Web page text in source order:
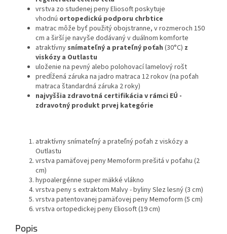
vrstva zo studenej peny Eliosoft poskytuje
vhodnú ortopedickú podporu chrbtice
matrac môže byť použitý obojstranne, v rozmeroch 150
cm a širší je navyše dodávaný v duálnom komforte
atraktívny snímateľný a prateľný poťah (30°C) z
viskózy a Outlastu
uloženie na pevný alebo polohovací lamelový rošt
predĺžená záruka na jadro matraca 12 rokov (na poťah
matraca štandardná záruka 2 roky)
najvyššia zdravotná certifikácia v rámci EÚ -
zdravotný produkt prvej kategórie
atraktívny snímateľný a prateľný poťah z viskózy a
Outlastu
vrstva pamäťovej peny Memoform prešitá v poťahu (2
cm)
hypoalergénne super mäkké vlákno
vrstva peny s extraktom Malvy - byliny Slez lesný (3 cm)
vrstva patentovanej pamäťovej peny Memoform (5 cm)
vrstva ortopedickej peny Eliosoft (19 cm)
Popis